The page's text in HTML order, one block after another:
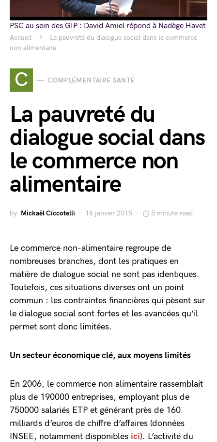
Accueil
La pauvreté du dialogue social dans le commerce
non alimentaire
C COMPLÉMENTAIRE SANTÉ
La pauvreté du
dialogue social dans
le commerce non
alimentaire
by Mickaël Ciccotelli 16 janvier 2015 5 minute read
Le commerce non-alimentaire regroupe de
nombreuses branches, dont les pratiques en
matière de dialogue social ne sont pas identiques.
Toutefois, ces situations diverses ont un point
commun : les contraintes financières qui pèsent sur
le dialogue social sont fortes et les avancées qu’il
permet sont donc limitées.
Un secteur économique clé, aux moyens limités
En 2006, le commerce non alimentaire rassemblait
plus de 190000 entreprises, employant plus de
750000 salariés ETP et générant près de 160
milliards d’euros de chiffre d’affaires (données
INSEE, notamment disponibles ici). L’activité du
PSC au sein des GIP : David Amiel répond à Nadège Havet